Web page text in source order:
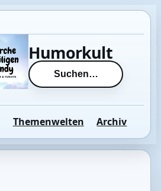
Humorkult
Suchen…
Themenwelten Archiv